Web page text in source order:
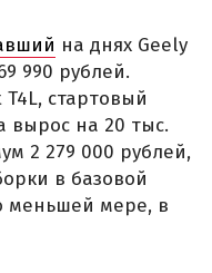
на днях Geely
990 рублей.
стартовый
вырос на 20 тыс.
2 279 000 рублей,
в базовой
меньшей мере, в